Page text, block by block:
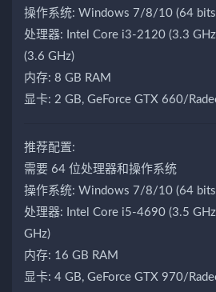
操作系统: Windows 7/8/10 (64
处理器: Intel Core i3-2120 (3.3
(3.6 GHz)
内存: 8 GB RAM
显卡: 2 GB, GeForce GTX 660/
推荐配置:
需要 64 位处理器和操作系统
操作系统: Windows 7/8/10 (64
处理器: Intel Core i5-4690 (3.5
GHz)
内存: 16 GB RAM
显卡: 4 GB, GeForce GTX 970/